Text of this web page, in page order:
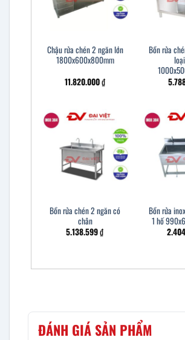
Chậu rửa chén 2 ngăn lớn
1800x600x800mm
11.820.000₫
Bồn rửa
Bồn rửa chén 2 ngăn có
chân
5.138.599₫
Bồn rửa
1 hố
ĐÁNH GIÁ SẢN PHẨM